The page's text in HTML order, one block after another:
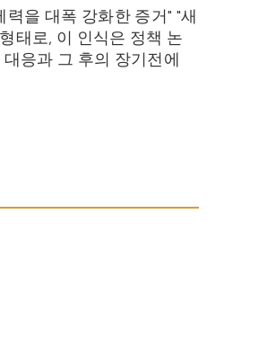
을 대폭 강화한 증거" "새
태로, 이 인식은 정책 논
응과 그 후의 장기전에